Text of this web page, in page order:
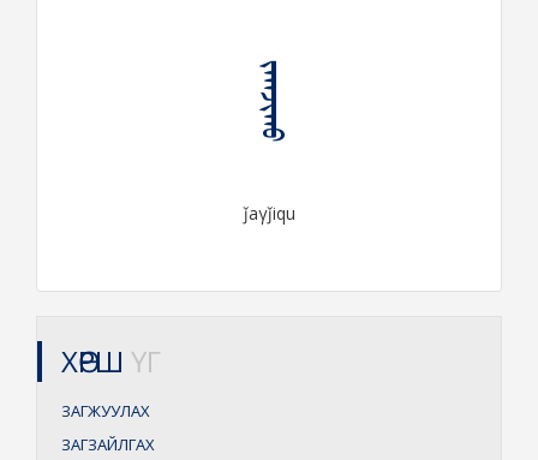
ᠵᠠᠭᠵᠢᠬᠤ
ǰaγǰiqu
ХӨРШ ҮГ
ЗАГЖУУЛАХ
ЗАГЗАЙЛГАХ